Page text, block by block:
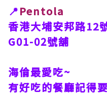
📍Pentola
香港大埔安邦路12
G01-02號舖
​海倫最愛吃~
有好吃的餐廳記得